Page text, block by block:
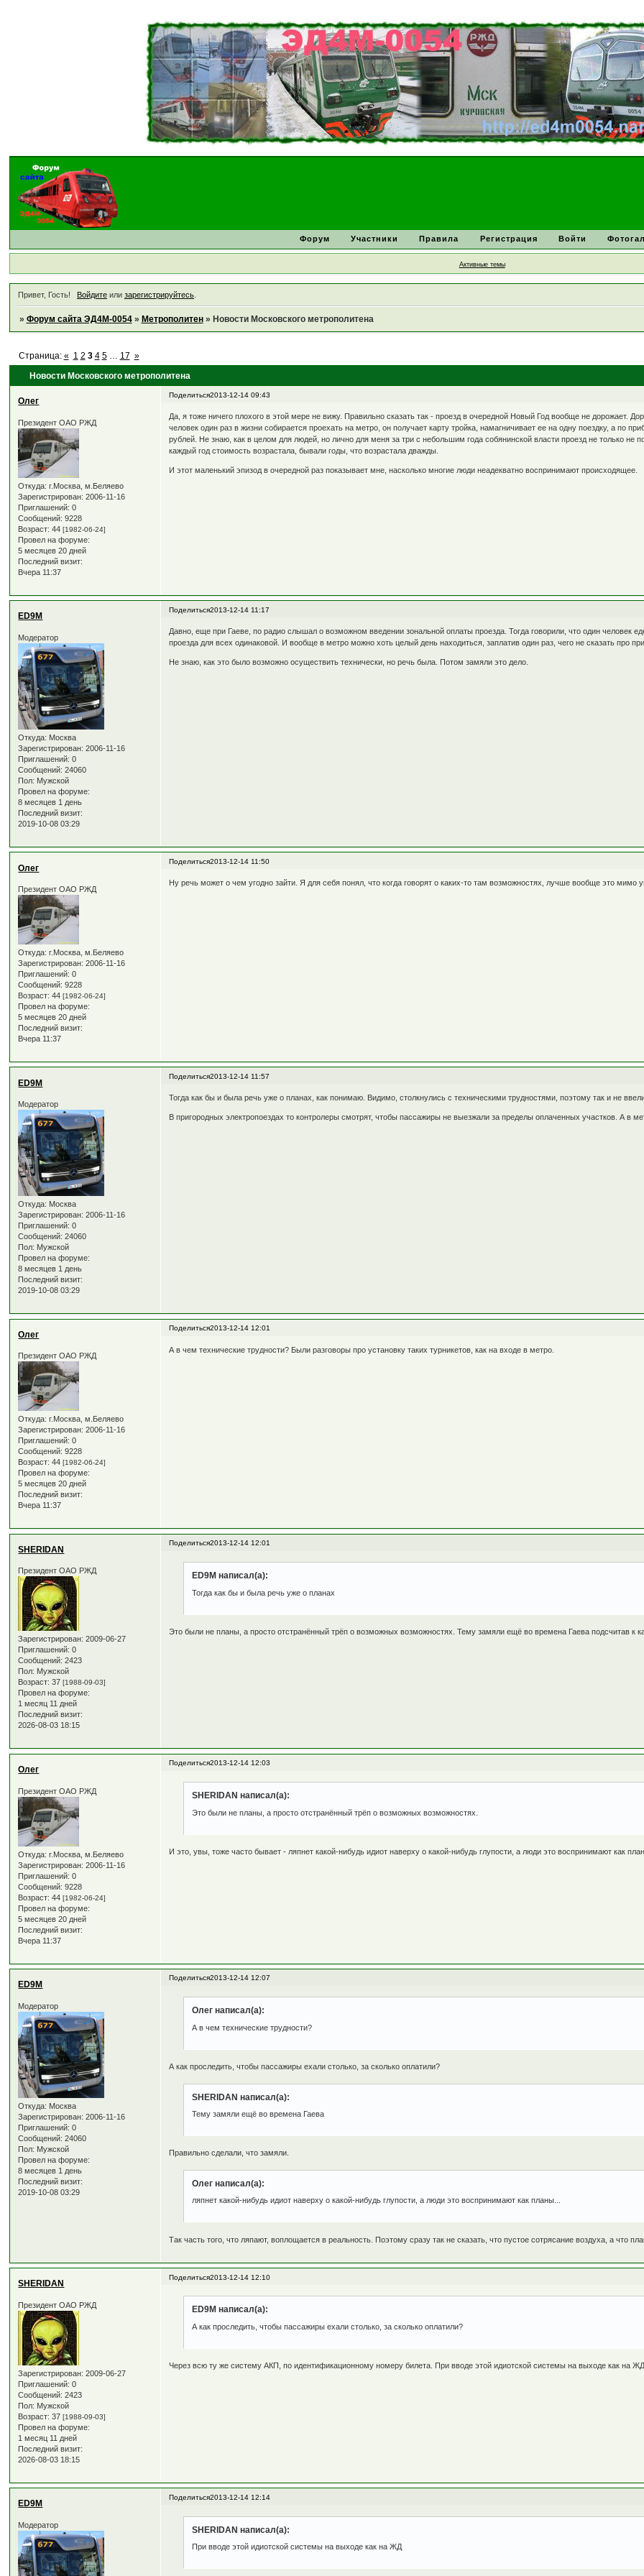
Форум Участники Правила Регистрация Войти
Активные темы
Привет, Гость! Войдитеили зарегистрируйтесь.
» Форум сайта ЭД4М-0054 » Метрополитен » Новости Московского метрополитена
Новости Московского метрополитена
Страница: « 1 2 3 4 5 17 »
Поделиться2013-12-14 09:43
Олег
Президент ОАО РЖД
Откуда: г.Москва, м.Беляево
Зарегистрирован: 2006-11-16
Приглашений: 0
Сообщений: 9228
Возраст: 44[1982-06-24]
Провел на форуме:
5 месяцев 20 дней
Последний визит:
Вчера 11:37
Да, я тоже ничего плохого в этой мере не вижу. Правильно сказать так - проезд в очередной Новый Год вообще не дорожает.
человек один раз в жизни собирается проехать на метро, он получает карту тройка, намагничивает ее на одну поездку, а по
рублей. Не знаю, как в целом для людей, но лично для меня за три с небольшим года собянинской власти проезд не только не
каждый год стоимость возрастала, бывали годы, что возрастала дважды.
И этот маленький эпизод в очередной раз показывает мне, насколько многие люди неадекватно воспринимают происходящее.
Поделиться2013-12-14 11:17
ED9M
Модератор
Откуда: Москва
Зарегистрирован: 2006-11-16
Приглашений: 0
Сообщений: 24060
Пол: Мужской
Провел на форуме:
8 месяцев 1 день
Последний визит:
2019-10-08 03:29
Давно, еще при Гаеве, по радио слышал о возможном введении зональной оплаты проезда. Тогда говорили, что один человек
проезда для всех одинаковой. И вообще в метро можно хоть целый день находиться, заплатив один раз, чего не сказать про
Не знаю, как это было возможно осуществить технически, но речь была. Потом замяли это дело.
Поделиться2013-12-14 11:50
Олег
Президент ОАО РЖД
Откуда: г.Москва, м.Беляево
Зарегистрирован: 2006-11-16
Приглашений: 0
Сообщений: 9228
Возраст: 44[1982-06-24]
Провел на форуме:
5 месяцев 20 дней
Последний визит:
Вчера 11:37
Ну речь может о чем угодно зайти. Я для себя понял, что когда говорят о каких-то там возможностях, лучше вообще это мимо
Поделиться2013-12-14 11:57
ED9M
Модератор
Откуда: Москва
Зарегистрирован: 2006-11-16
Приглашений: 0
Сообщений: 24060
Пол: Мужской
Провел на форуме:
8 месяцев 1 день
Последний визит:
2019-10-08 03:29
Тогда как бы и была речь уже о планах, как понимаю. Видимо, столкнулись с техническими трудностями, поэтому так и не
В пригородных электропоездах то контролеры смотрят, чтобы пассажиры не выезжали за пределы оплаченных участков. А в
Поделиться2013-12-14 12:01
Олег
Президент ОАО РЖД
Откуда: г.Москва, м.Беляево
Зарегистрирован: 2006-11-16
Приглашений: 0
Сообщений: 9228
Возраст: 44[1982-06-24]
Провел на форуме:
5 месяцев 20 дней
Последний визит:
Вчера 11:37
А в чем технические трудности? Были разговоры про установку таких турникетов, как на входе в метро.
Поделиться2013-12-14 12:01
SHERIDAN
Президент ОАО РЖД
Зарегистрирован: 2009-06-27
Приглашений: 0
Сообщений: 2423
Пол: Мужской
Возраст: 37[1988-09-03]
Провел на форуме:
1 месяц 11 дней
Последний визит:
2026-08-03 18:15
ED9M написал(а):
Тогда как бы и была речь уже о планах
Это были не планы, а просто отстранённый трёп о возможных возможностях. Тему замяли ещё во времена Гаева подсчитав к
Поделиться2013-12-14 12:03
Олег
Президент ОАО РЖД
Откуда: г.Москва, м.Беляево
Зарегистрирован: 2006-11-16
Приглашений: 0
Сообщений: 9228
Возраст: 44[1982-06-24]
Провел на форуме:
5 месяцев 20 дней
Последний визит:
Вчера 11:37
SHERIDAN написал(а):
Это были не планы, а просто отстранённый трёп о возможных возможностях.
И это, увы, тоже часто бывает - ляпнет какой-нибудь идиот наверху о какой-нибудь глупости, а люди это воспринимают как
Поделиться2013-12-14 12:07
ED9M
Модератор
Откуда: Москва
Зарегистрирован: 2006-11-16
Приглашений: 0
Сообщений: 24060
Пол: Мужской
Провел на форуме:
8 месяцев 1 день
Последний визит:
2019-10-08 03:29
Олег написал(а):
А в чем технические трудности?
А как проследить, чтобы пассажиры ехали столько, за сколько оплатили?
SHERIDAN написал(а):
Тему замяли ещё во времена Гаева
Правильно сделали, что замяли.
Олег написал(а):
ляпнет какой-нибудь идиот наверху о какой-нибудь глупости, а люди это воспринимают как планы...
Так часть того, что ляпают, воплощается в реальность. Поэтому сразу так не сказать, что пустое сотрясание воздуха, а что
Поделиться2013-12-14 12:10
SHERIDAN
Президент ОАО РЖД
Зарегистрирован: 2009-06-27
Приглашений: 0
Сообщений: 2423
Пол: Мужской
Возраст: 37[1988-09-03]
Провел на форуме:
1 месяц 11 дней
Последний визит:
2026-08-03 18:15
ED9M написал(а):
А как проследить, чтобы пассажиры ехали столько, за сколько оплатили?
Через всю ту же систему АКП, по идентификационному номеру билета. При вводе этой идиотской системы на выходе как на
Поделиться2013-12-14 12:14
ED9M
Модератор SHERIDAN написал(а):
При вводе этой идиотской системы на выходе как на ЖД